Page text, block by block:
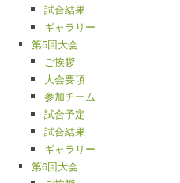
試合結果
ギャラリー
第5回大会
ご挨拶
大会要項
参加チーム
試合予定
試合結果
ギャラリー
第6回大会